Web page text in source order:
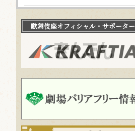
歌舞伎座オフィシャル・サポーター